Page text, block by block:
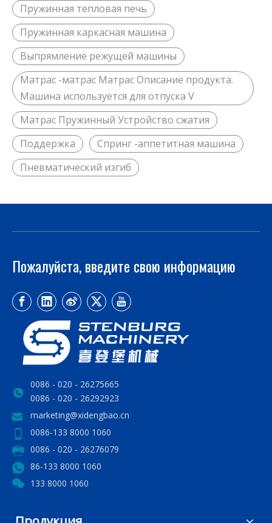
Пружинная тепловая печь
Пружинная каркасная машина
Выпрямление режущей машины
Матрас -матрас Матрас Описание продукта.
Машина используется для отпуска V
Матрас Пружинный Устройство сжатия
Поддержка
Спринг -аппетитная машина
Пневматический изгиб
Пожалуйста, введите свою информацию
0086 - 020 - 26275665
0086 - 020 - 26292923
marketing@xidengbao.cn
0086-133 8000 1060
0086 - 020 - 26276079
86-133 8000 1060
133 8000 1060